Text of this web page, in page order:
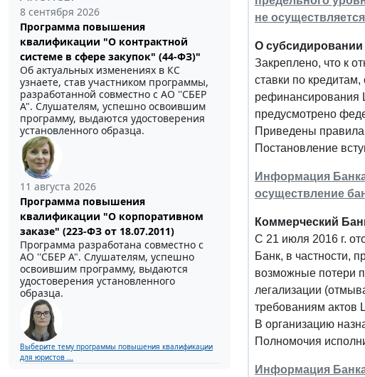
8 сентября 2026
Программа повышения
квалификации "О контрактной
системе в сфере закупок" (44-ФЗ)"
Об актуальных изменениях в КС
узнаете, став участником программы,
разработанной совместно с АО ''СБЕР
А". Слушателям, успешно освоившим
программу, выдаются удостоверения
установленного образца.
11 августа 2026
Программа повышения
квалификации "О корпоративном
заказе" (223-ФЗ от 18.07.2011)
Программа разработана совместно с
АО ''СБЕР А". Слушателям, успешно
освоившим программу, выдаются
удостоверения установленного
образца.
Выберите тему программы повышения квалификации
для юристов ...
не
О субсидировании
Закреплено, что к
ставки по
рефинансирования
предусмотрено
Приведены правила
Постановление
Информация
осуществление
Коммерческий
С 21 июля 2016 г.
Банк, в частности,
возможные потери
легализации
требованиям актов
В организацию
Полномочия
Информация